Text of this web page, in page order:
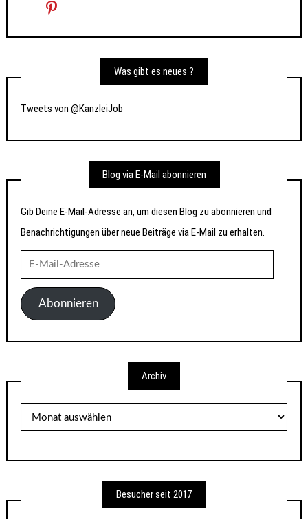
Was gibt es neues ?
Tweets von @KanzleiJob
Blog via E-Mail abonnieren
Gib Deine E-Mail-Adresse an, um diesen Blog zu abonnieren und
Benachrichtigungen über neue Beiträge via E-Mail zu erhalten.
Mail-
AdresseAbonnieren
Archiv
Besucher seit 2017